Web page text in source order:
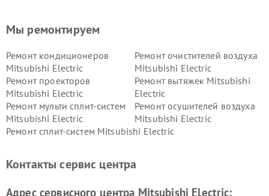
Мы ремонтируем
Ремонт кондиционеров
Mitsubishi Electric
Ремонт очистителей воздуха
Mitsubishi Electric
Ремонт проекторов
Mitsubishi Electric
Ремонт вытяжек Mitsubishi
Electric
Ремонт мульти сплит-систем
Mitsubishi Electric
Ремонт осушителей воздуха
Mitsubishi Electric
Ремонт сплит-систем Mitsubishi Electric
Контакты сервис центра
Адрес сервисного центра Mitsubishi Electric: